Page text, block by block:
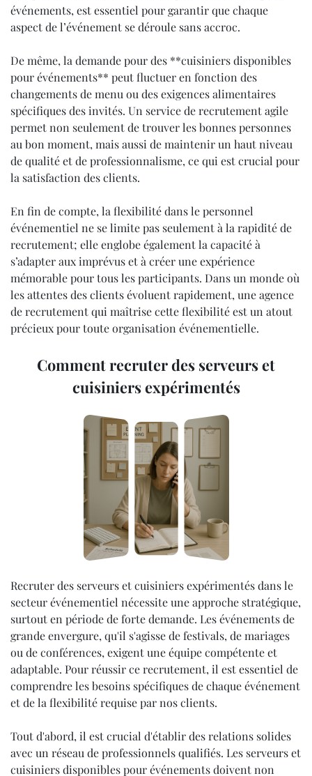
événements, est essentiel pour garantir que chaque
aspect de l’événement se déroule sans accroc.
De même, la demande pour des **cuisiniers disponibles
pour événements** peut fluctuer en fonction des
changements de menu ou des exigences alimentaires
spécifiques des invités. Un service de recrutement agile
permet non seulement de trouver les bonnes personnes
au bon moment, mais aussi de maintenir un haut niveau
de qualité et de professionnalisme, ce qui est crucial pour
la satisfaction des clients.
En fin de compte, la flexibilité dans le personnel
événementiel ne se limite pas seulement à la rapidité de
recrutement; elle englobe également la capacité à
s’adapter aux imprévus et à créer une expérience
mémorable pour tous les participants. Dans un monde où
les attentes des clients évoluent rapidement, une agence
de recrutement qui maîtrise cette flexibilité est un atout
précieux pour toute organisation événementielle.
Comment recruter des serveurs et
cuisiniers expérimentés
Recruter des serveurs et cuisiniers expérimentés dans le
secteur événementiel nécessite une approche stratégique,
surtout en période de forte demande. Les événements de
grande envergure, qu'il s'agisse de festivals, de mariages
ou de conférences, exigent une équipe compétente et
adaptable. Pour réussir ce recrutement, il est essentiel de
comprendre les besoins spécifiques de chaque événement
et de la flexibilité requise par nos clients.
Tout d'abord, il est crucial d'établir des relations solides
avec un réseau de professionnels qualifiés. Les serveurs et
cuisiniers disponibles pour événements doivent non